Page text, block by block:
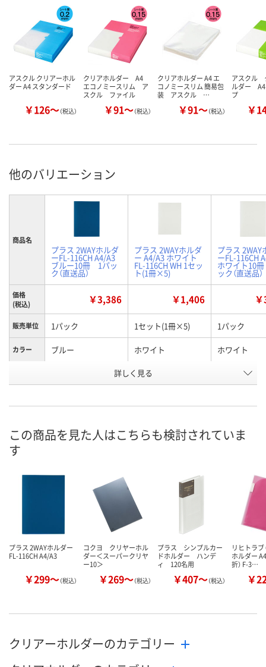
アスクル クリアーホル
ダー A4 スタンダード
￥126～（税込）
クリアホルダー A4
エコノミースリム ア
スクル ファイル
￥91～（税込）
クリアホルダー A4 エ
コノミースリム 簡易包
装 アスクル …
￥91～（税込）
アスクル
ルダー
プ
￥
他のバリエーション
商品名
プラス 2WAYホルダ
ーFL-116CH A4/A3
ブルー10冊 1パッ
ク（直送品）
プラス 2WAYホルダ
ー A4/A3 ホワイト
FL-116CH WH 1セッ
ト(1冊×5)
プラス 2WAY
ーFL-116CH
ホワイト10
ック（直送品）
価格
(税込)
￥3,386 ￥1,406
販売単位 1パック 1セット(1冊×5) 1パック
カラー ブルー ホワイト ホワイト
J086266 U430947
8月8日（土）
カゴへ カゴへ カ
詳しく見る
この商品を見た人はこちらも検討されていま
す
プラス 2WAYホルダー
FL-116CH A4/A3
￥299～（税込）
コクヨ クリヤーホル
ダー＜スーパークリヤ
ー10＞
￥269～（税込）
プラス シンプルカー
ドホルダー ハンデ
ィ 120名用
￥407～（税込）
リヒトラ
ホルダー A4
折） F-3…
￥
クリアーホルダーのカテゴリー